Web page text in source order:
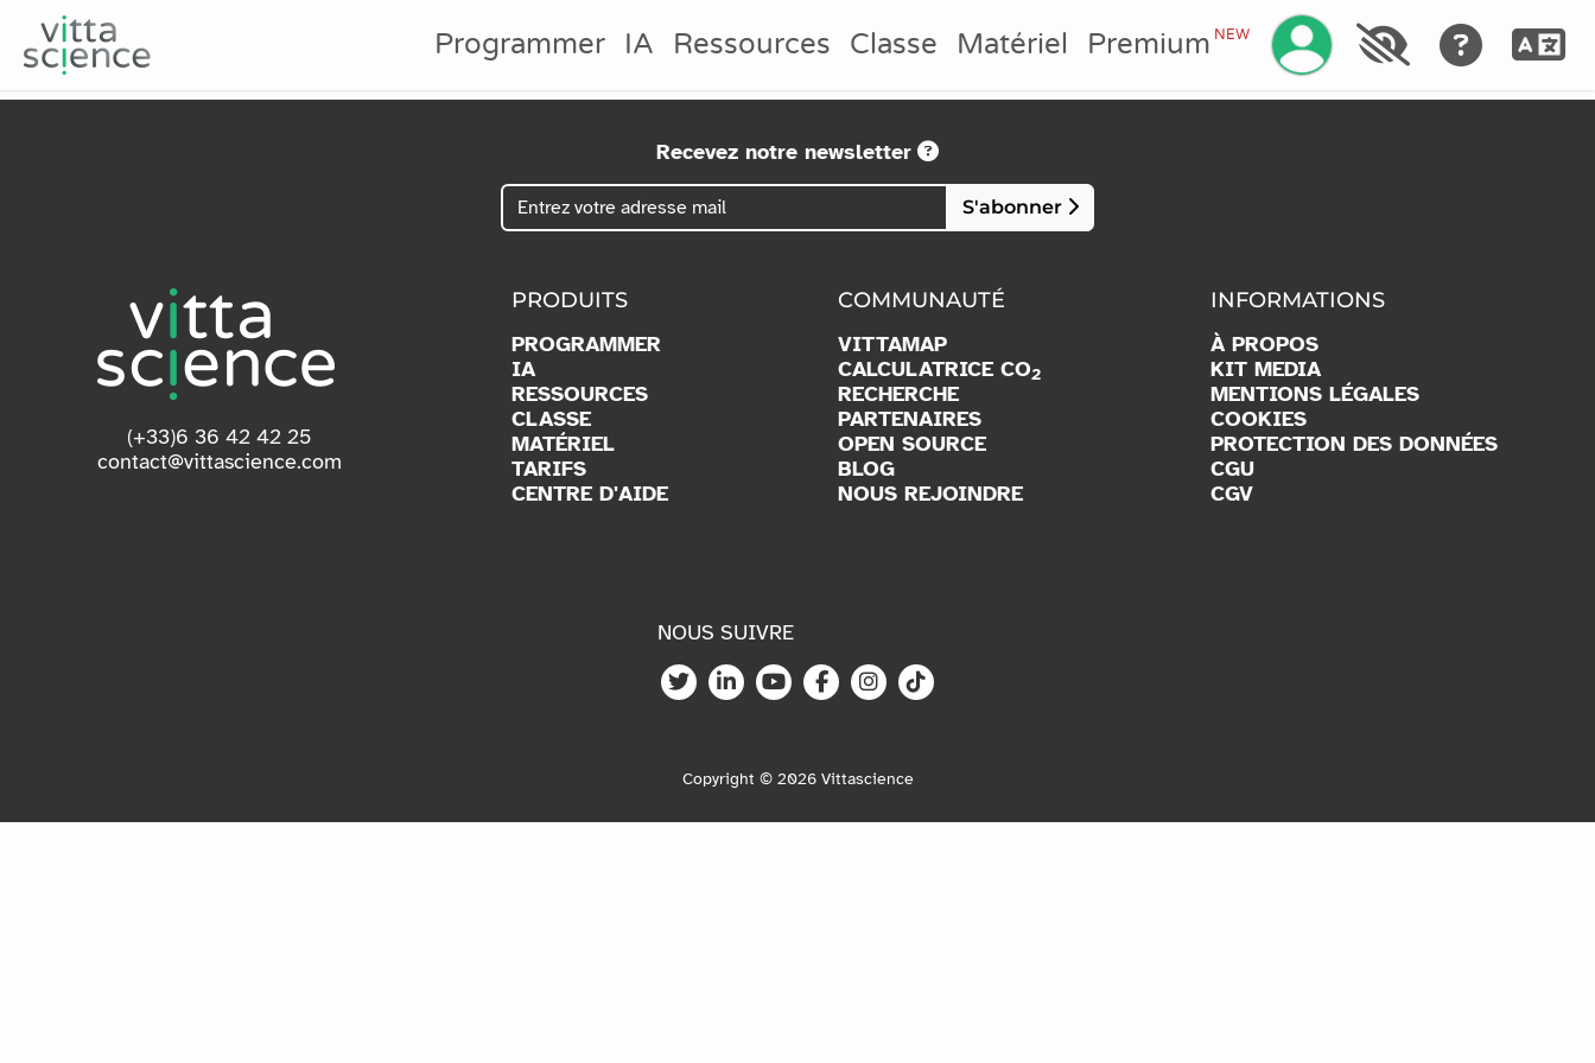
Programmer IA Ressources Classe Matériel PremiumNEW Gérez votre compte
Recevez notre newsletter
S'abonner
(+33)6 36 42 42 25
contact@vittascience.com
PRODUITS
PROGRAMMER
IA
RESSOURCES
CLASSE
MATÉRIEL
TARIFS
CENTRE D'AIDE
COMMUNAUTÉ
VITTAMAP
CALCULATRICE CO2
RECHERCHE
PARTENAIRES
OPEN SOURCE
BLOG
NOUS REJOINDRE
INFORMATIONS
À PROPOS
KIT MEDIA
MENTIONS LÉGALES
COOKIES
PROTECTION DES DONNÉES
CGU
CGV
NOUS SUIVRE
Copyright © 2026 Vittascience